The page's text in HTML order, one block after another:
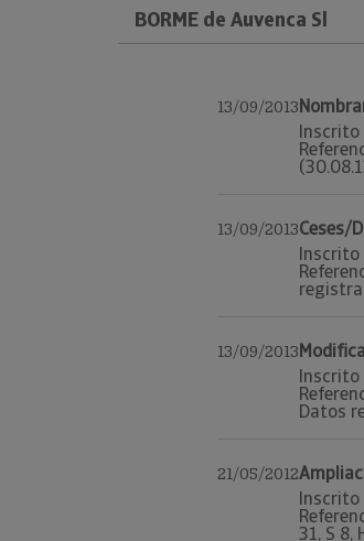
BORME de Auvenca Sl
13/09/2013
Inscrito
13/09/2013Ceses/
Inscrito
13/09/2013
Inscrito
Datos
21/05/2012
Inscrito
31, S 8,